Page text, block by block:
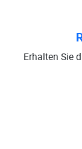
Erhalten Sie